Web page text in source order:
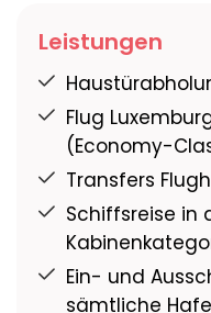
Bordsprache:
Restaurants:2
mit ca. 900 Plätzen
und 280 Plätze
lange
Tischzeit, freie
Leistungen
Flug
(Economy-
Transfers
Schiffsreise in
Ein- und
sämtliche